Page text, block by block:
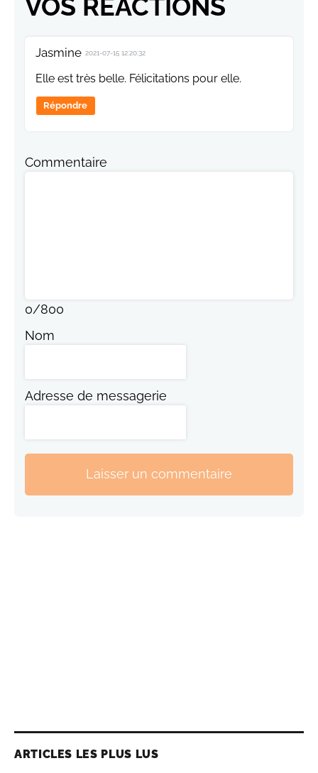
VOS RÉACTIONS
Jasmine 2021-07-15 12:20:32
Elle est très belle. Félicitations pour elle.
Répondre
Commentaire
0/800
Nom
Adresse de messagerie
Laisser un commentaire
ARTICLES LES PLUS LUS